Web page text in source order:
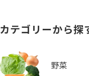
カテゴリーから探